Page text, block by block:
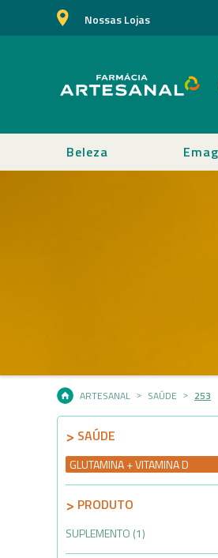
Nossas Lojas
Beleza
ARTESANAL SAÚDE 253
SAÚDE
GLUTAMINA + VITAMINA D
PRODUTO
SUPLEMENTO (1)